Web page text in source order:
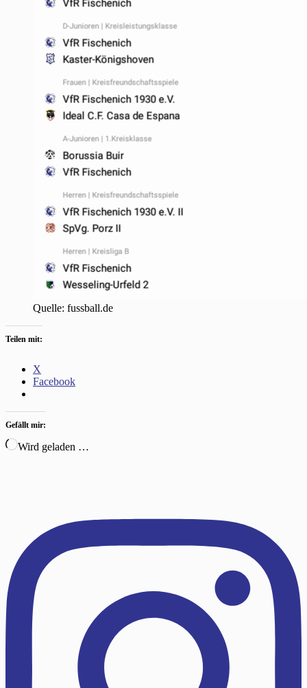
Quelle: fussball.de
Teilen mit:
X
Facebook
Gefällt mir:
Wird geladen …